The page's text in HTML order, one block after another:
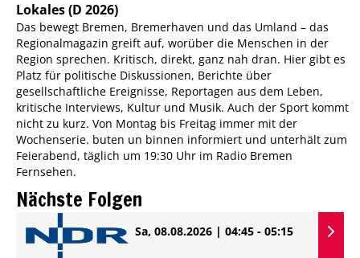
Lokales(D 2026)
Das bewegt Bremen, Bremerhaven und das Umland – das
Regionalmagazin greift auf, worüber die Menschen in der
Region sprechen. Kritisch, direkt, ganz nah dran. Hier gibt es
Platz für politische Diskussionen, Berichte über
gesellschaftliche Ereignisse, Reportagen aus dem Leben,
kritische Interviews, Kultur und Musik. Auch der Sport kommt
nicht zu kurz. Von Montag bis Freitag immer mit der
Wochenserie. buten un binnen informiert und unterhält zum
Feierabend, täglich um 19:30 Uhr im Radio Bremen
Fernsehen.
Nächste Folgen
Sa, 08.08.2026 | 04:45 - 05:15